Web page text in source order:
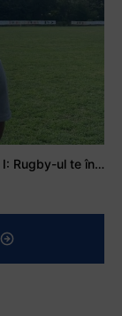
Mohamed Salhi, vicecampion național juniori I: Rugby-ul te învață să accepți și înfrângerile